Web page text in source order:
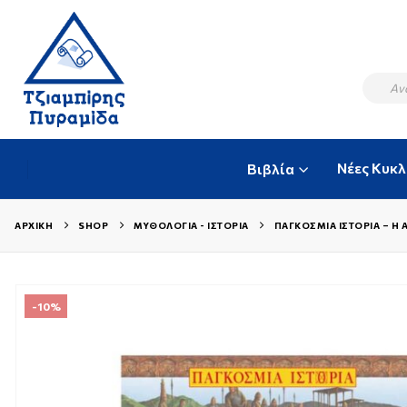
Βιβλία Νέες
ΑΡΧΙΚΉ SHOP ΜΥΘΟΛΟΓΊΑ - ΙΣΤΟΡΊΑ ΠΑΓΚΌΣΜΙΑ ΙΣΤΟΡΊΑ – Η
-10%